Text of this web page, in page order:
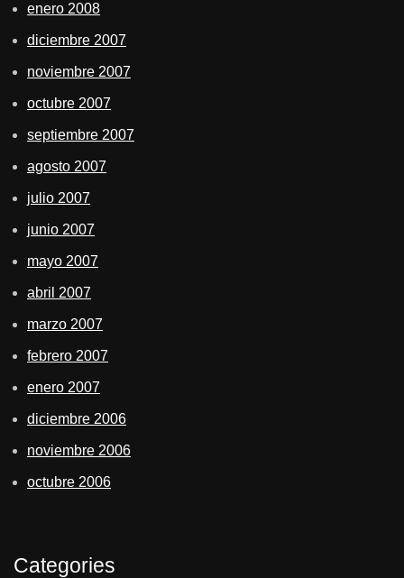
enero 2008
diciembre 2007
noviembre 2007
octubre 2007
septiembre 2007
agosto 2007
julio 2007
junio 2007
mayo 2007
abril 2007
marzo 2007
febrero 2007
enero 2007
diciembre 2006
noviembre 2006
octubre 2006
Categories